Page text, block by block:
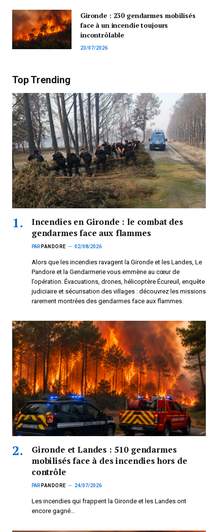
Gironde : 230 gendarmes mobilisés
face à un incendie toujours
incontrôlable
23/07/2026
Top Trending
Incendies en Gironde : le combat des
gendarmes face aux flammes
PAR PANDORE 02/08/2026
Alors que les incendies ravagent la Gironde et les Landes, Le
Pandore et la Gendarmerie vous emmène au cœur de
l’opération. Évacuations, drones, hélicoptère Écureuil, enquête
judiciaire et sécurisation des villages : découvrez les missions
rarement montrées des gendarmes face aux flammes.
Gironde et Landes : 510 gendarmes
mobilisés face à des incendies hors de
contrôle
PAR PANDORE 24/07/2026
Les incendies qui frappent la Gironde et les Landes ont
encore gagné…